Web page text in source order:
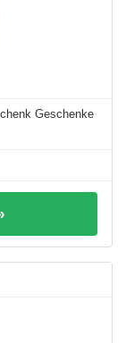
Geschenke